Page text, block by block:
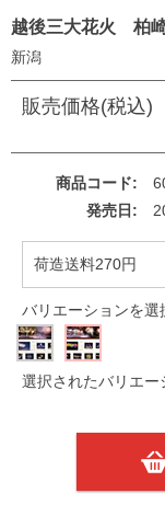
越後三大花火 柏
新潟
販売価格(税込)
商品コード
発売日
荷造送料270円
バリエーションを選
選択されたバリエー